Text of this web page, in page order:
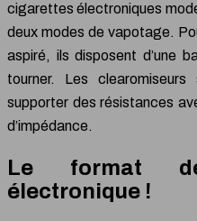
cigarettes électroniques
deux modes de vapotage.
aspiré, ils disposent d’une
tourner. Les
supporter des résistances
d’impédance.
Le format
électronique !